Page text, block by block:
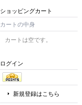
ショッピングカート
カートの中身
カートは空です。
ログイン
新規登録はこちら